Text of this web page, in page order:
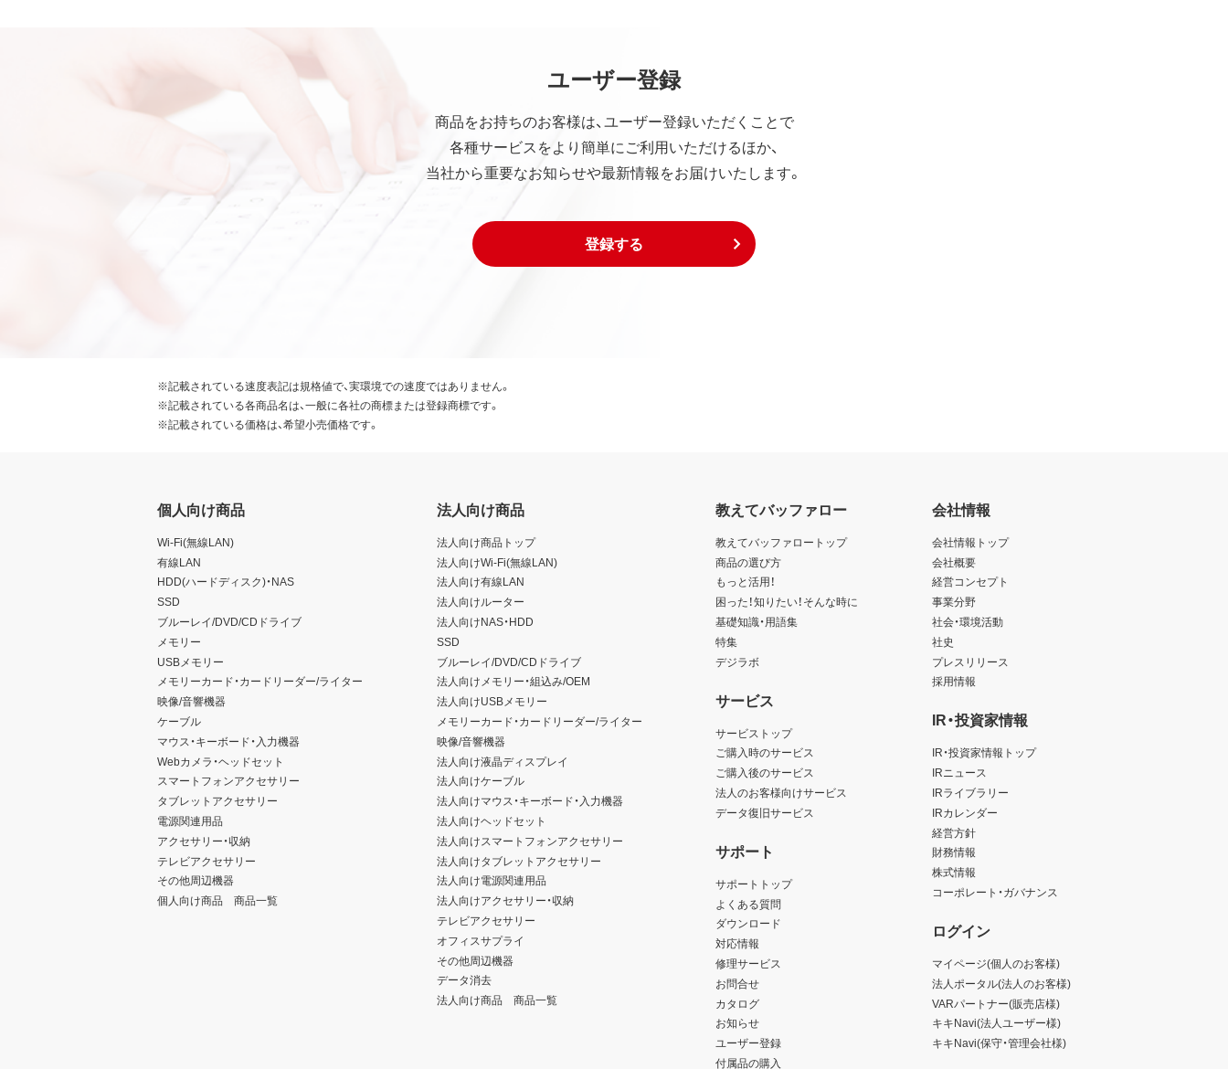
ユーザー登録
商品をお持ちのお客様は、ユーザー登録いただくことで
各種サービスをより簡単にご利用いただけるほか、
当社から重要なお知らせや最新情報をお届けいたします。
登録する
※記載されている速度表記は規格値で、実環境での速度ではありません。
※記載されている各商品名は、一般に各社の商標または登録商標です。
※記載されている価格は、希望小売価格です。
個人向け商品
Wi-Fi(無線LAN)
有線LAN
HDD(ハードディスク)・NAS
SSD
ブルーレイ/DVD/CDドライブ
メモリー
USBメモリー
メモリーカード・カードリーダー/ライター
映像/音響機器
ケーブル
マウス・キーボード・入力機器
Webカメラ・ヘッドセット
スマートフォンアクセサリー
タブレットアクセサリー
電源関連用品
アクセサリー・収納
テレビアクセサリー
その他周辺機器
個人向け商品 商品一覧
法人向け商品
法人向け商品トップ
法人向けWi-Fi(無線LAN)
法人向け有線LAN
法人向けルーター
法人向けNAS・HDD
SSD
ブルーレイ/DVD/CDドライブ
法人向けメモリー・組込み/OEM
法人向けUSBメモリー
メモリーカード・カードリーダー/ライター
映像/音響機器
法人向け液晶ディスプレイ
法人向けケーブル
法人向けマウス・キーボード・入力機器
法人向けヘッドセット
法人向けスマートフォンアクセサリー
法人向けタブレットアクセサリー
法人向け電源関連用品
法人向けアクセサリー・収納
テレビアクセサリー
オフィスサプライ
その他周辺機器
データ消去
法人向け商品 商品一覧
教えてバッファロー
教えてバッファロートップ
商品の選び方
もっと活用！
困った！知りたい！そんな時に
基礎知識・用語集
特集
デジラボ
サービス
サービストップ
ご購入時のサービス
ご購入後のサービス
法人のお客様向けサービス
データ復旧サービス
サポート
サポートトップ
よくある質問
ダウンロード
対応情報
修理サービス
お問合せ
カタログ
お知らせ
ユーザー登録
付属品の購入
会社情報
会社情報トップ
会社概要
経営コンセプト
事業分野
社会・環境活動
社史
プレスリリース
採用情報
IR・投資家情報
IR・投資家情報トップ
IRニュース
IRライブラリー
IRカレンダー
経営方針
財務情報
株式情報
コーポレート・ガバナンス
ログイン
マイページ(個人のお客様)
法人ポータル(法人のお客様)
VARパートナー(販売店様)
キキNavi(法人ユーザー様)
キキNavi(保守・管理会社様)